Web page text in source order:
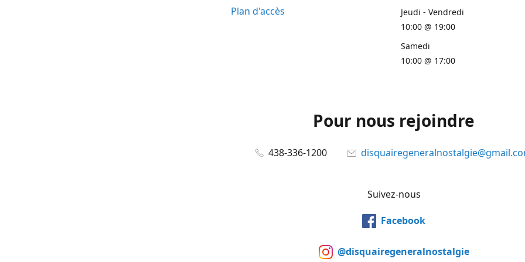
Plan d'accès
Jeudi - Vendredi
10:00 @ 19:00
Samedi
10:00 @ 17:00
Pour nous rejoindre
438-336-1200
Suivez-nous
Facebook
@disquairegeneralnostalgie